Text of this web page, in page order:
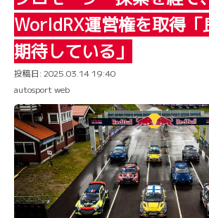
WorldRX運営権を取得「
期待している」
投稿日: 2025.03.14 19:40
autosport web